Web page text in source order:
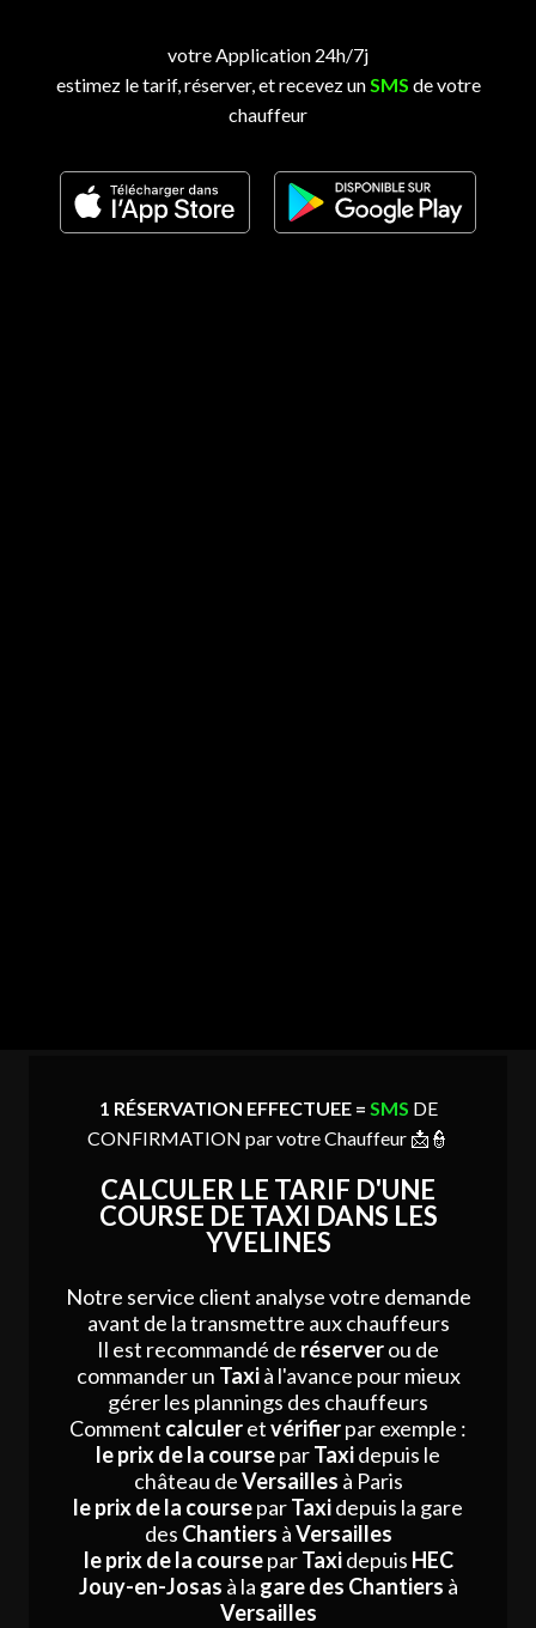
votre Application 24h/7j
estimez le tarif, réserver, et recevez unSMS de votre
chauffeur
1 RÉSERVATION EFFECTUEE = SMS DE
CONFIRMATION par votre Chauffeur 📩👮‍
CALCULER LE TARIF D'UNE
COURSE DE TAXI DANS LES
YVELINES
Notre service client analyse votre demande
avant de la transmettre aux chauffeurs
Il est recommandé de réserverou de
commander un Taxià l'avance pour mieux
gérer les plannings des chauffeurs
Comment calculeretvérifierpar exemple :
le prix de la courseparTaxidepuis le
château deVersailles à Paris
le prix de la courseparTaxidepuis la gare
des Chantiers àVersailles
le prix de la courseparTaxidepuis HEC
Jouy-en-Josas à la gare des Chantiers à
Versailles